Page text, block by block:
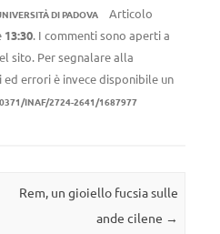
DI PADOVA
Articolo
13:30. I commenti sono aperti a
sito. Per segnalare alla
errori è invece disponibile un
INAF/2724-2641/1687977
Rem, un gioiello fucsia sulle
ande cilene →